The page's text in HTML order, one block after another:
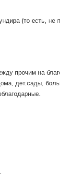
(то есть, не
прочим на
дет.сады,